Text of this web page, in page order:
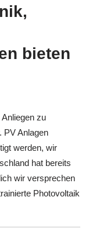
bieten
zu
PV Anlagen
werden, wir
hat bereits
wir versprechen
Photovoltaik